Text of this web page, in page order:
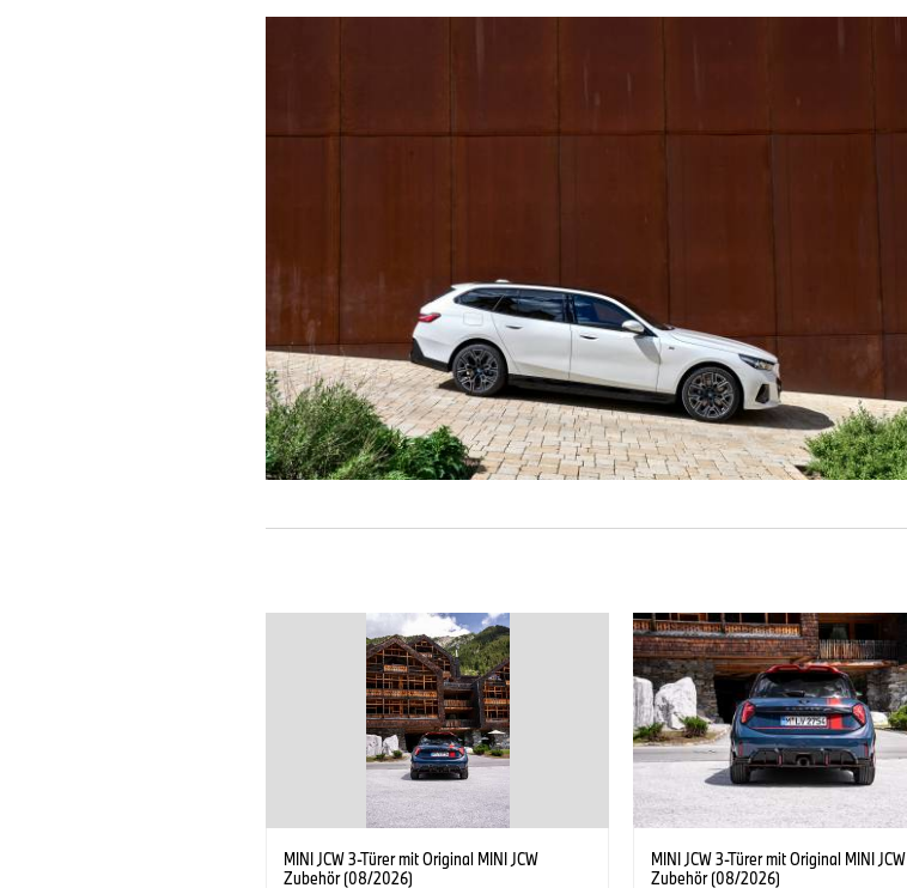
MINI JCW 3-Türer mit Original MINI JCW
Zubehör (08/2026)
MINI JCW 3-Türer mit Original MINI JCW
Zubehör (08/2026)